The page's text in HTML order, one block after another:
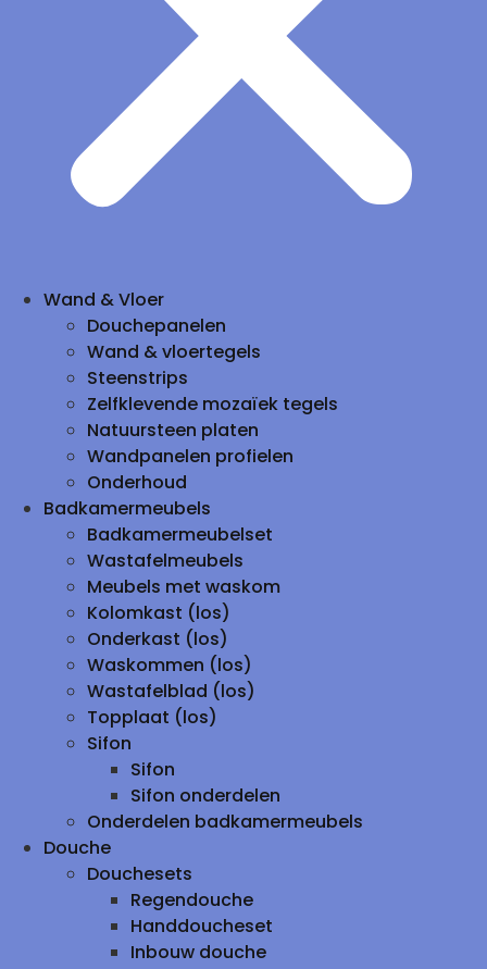
Wand & Vloer
Douchepanelen
Wand & vloertegels
Steenstrips
Zelfklevende mozaïek tegels
Natuursteen platen
Wandpanelen profielen
Onderhoud
Badkamermeubels
Badkamermeubelset
Wastafelmeubels
Meubels met waskom
Kolomkast (los)
Onderkast (los)
Waskommen (los)
Wastafelblad (los)
Topplaat (los)
Sifon
Sifon
Sifon onderdelen
Onderdelen badkamermeubels
Douche
Douchesets
Regendouche
Handdoucheset
Inbouw douche